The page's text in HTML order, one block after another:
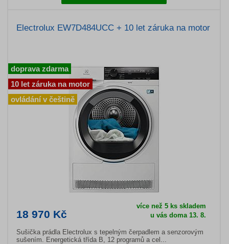
Electrolux EW7D484UCC + 10 let záruka na motor
18 970 Kč
více než 5 ks skladem
u vás doma 13. 8.
Sušička prádla Electrolux s tepelným čerpadlem a senzorovým
sušením. Energetická třída B, 12 programů a cel...
doprava zdarma
10 let záruka na motor
ovládání v češtině